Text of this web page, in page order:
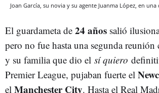
Joan García, su novia y su agente Juanma López, en una
El guardameta de 24 años salió
pero no fue hasta una segunda reunión
y su familia que dio el sí quiero
Premier League, pujaban fuerte el
el Manchester City. Hasta el Real